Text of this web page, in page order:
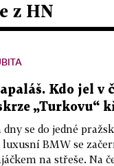
z HN
Kdo jel v
„Turkovu“
se do jedné
BMW se
na střeše. Na